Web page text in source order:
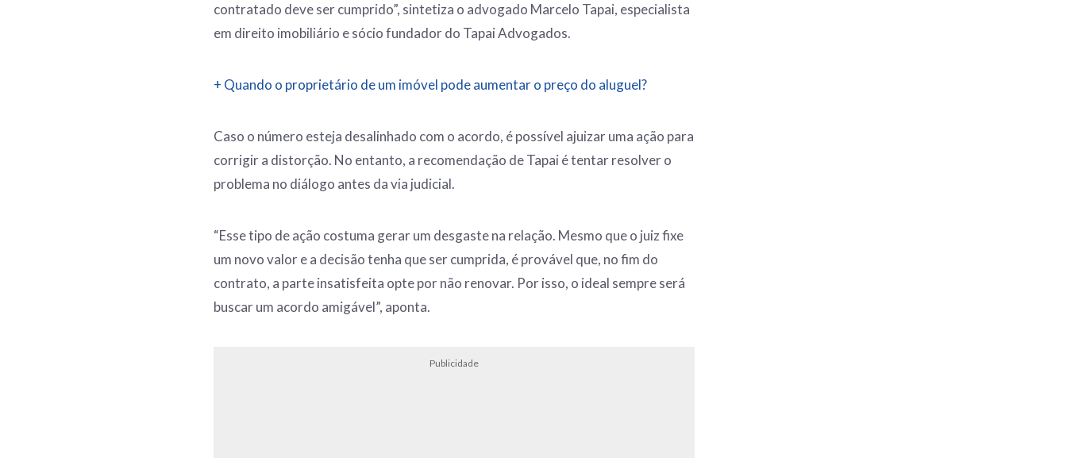
contratado deve ser cumprido”, sintetiza o advogado Marcelo Tapai, especialista
em direito imobiliário e sócio fundador do Tapai Advogados.
+ Quando o proprietário de um imóvel pode aumentar o preço do aluguel?
Caso o número esteja desalinhado com o acordo, é possível ajuizar uma ação para
corrigir a distorção. No entanto, a recomendação de Tapai é tentar resolver o
problema no diálogo antes da via judicial.
“Esse tipo de ação costuma gerar um desgaste na relação. Mesmo que o juiz fixe
um novo valor e a decisão tenha que ser cumprida, é provável que, no fim do
contrato, a parte insatisfeita opte por não renovar. Por isso, o ideal sempre será
buscar um acordo amigável”, aponta.
Publicidade